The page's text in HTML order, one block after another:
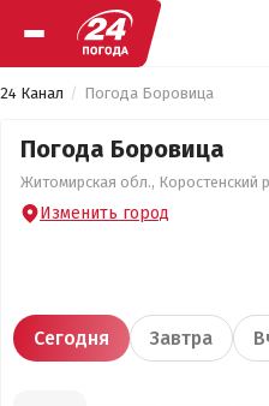
24 Канал Погода Боровица
Погода Боровица
Житомирская обл., Коростенский
Изменить город
Сегодня Завтра